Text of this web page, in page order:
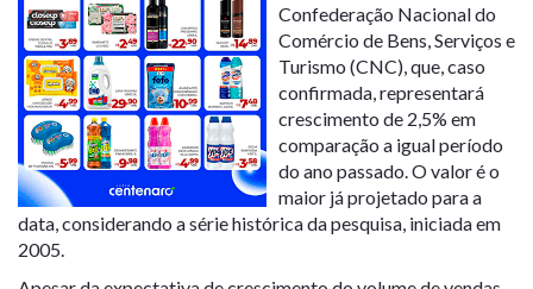
Confederação Nacional do
Comércio de Bens, Serviços e
Turismo (CNC), que, caso
confirmada, representará
crescimento de 2,5% em
comparação a igual período
do ano passado. O valor é o
maior já projetado para a
data, considerando a série histórica da pesquisa, iniciada em
2005.